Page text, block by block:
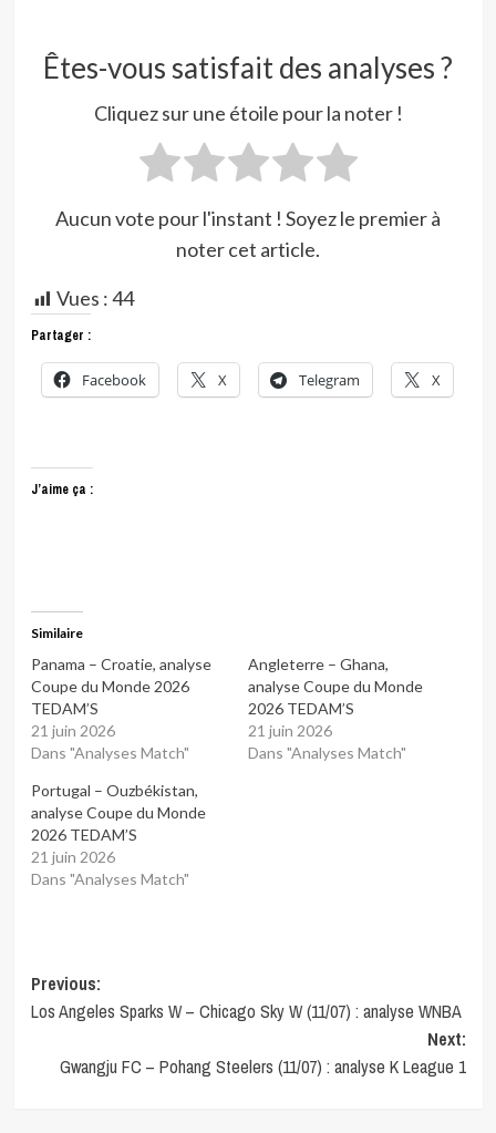
Êtes-vous satisfait des analyses ?
Cliquez sur une étoile pour la noter !
Aucun vote pour l'instant ! Soyez le premier à
noter cet article.
Vues :44
Partager :
Facebook X Telegram X
J’aime ça :
Similaire
Panama – Croatie, analyse
Coupe du Monde 2026
TEDAM’S
21 juin 2026
Dans "Analyses Match"
Angleterre – Ghana,
analyse Coupe du Monde
2026 TEDAM’S
21 juin 2026
Dans "Analyses Match"
Portugal – Ouzbékistan,
analyse Coupe du Monde
2026 TEDAM’S
21 juin 2026
Dans "Analyses Match"
Post
navigation
Previous:
Los Angeles Sparks W – Chicago Sky W (11/07) : analyse WNBA
Next:
Gwangju FC – Pohang Steelers (11/07) : analyse K League 1